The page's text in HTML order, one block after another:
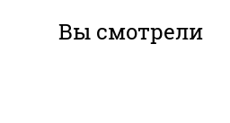
Вы смотрели